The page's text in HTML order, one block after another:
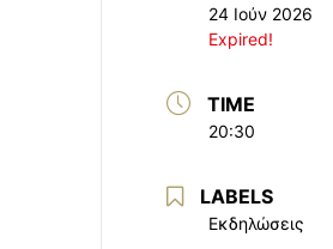
24 Ιούν 2026
Expired!
TIME
20:30
LABELS
Εκδηλώσεις